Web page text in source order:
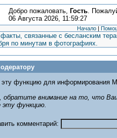
Добро пожаловать, Гость.
06 Августа 2026, 11:59:27
Начало |
связанные с бесланским
по минутам в фотографиях.
эту функцию для информирования
обратите внимание на то, что
эту функцию.
комментарий: